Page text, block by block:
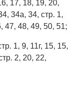
17, 18, 19, 20,
34а, 34, стр. 1,
47, 48, 49, 50, 51;
1, 9, 11г, 15, 15,
2, 20, 22,